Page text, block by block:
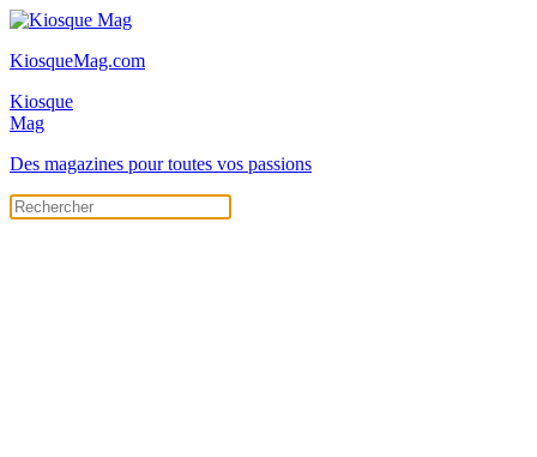
KiosqueMag.com
Kiosque
Mag
Des magazines pour toutes vos passions